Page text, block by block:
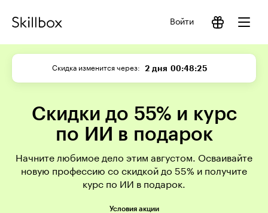
Войти
Скидка изменится через 2 дня 00:48:25
Скидки до 55% и курс
по ИИ в подарок
Начните любимое дело этим августом. Осваивайте
новую профессию со скидкой до 55% и получите
курс по ИИ в подарок.
Условия акции